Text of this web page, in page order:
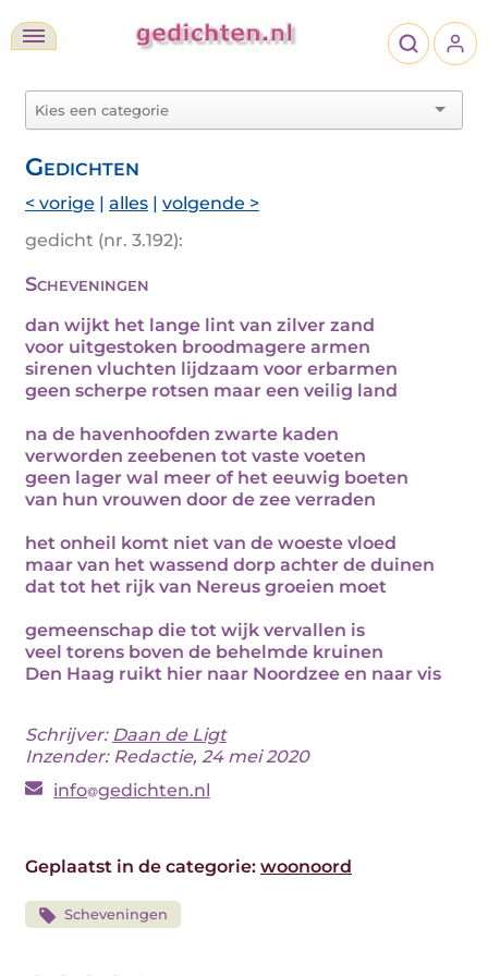
Gedichten
< vorige | alles | volgende >
gedicht (nr. 3.192):
Scheveningen
dan wijkt het lange lint van zilver zand
voor uitgestoken broodmagere armen
sirenen vluchten lijdzaam voor erbarmen
geen scherpe rotsen maar een veilig land
na de havenhoofden zwarte kaden
verworden zeebenen tot vaste voeten
geen lager wal meer of het eeuwig boeten
van hun vrouwen door de zee verraden
het onheil komt niet van de woeste vloed
maar van het wassend dorp achter de duinen
dat tot het rijk van Nereus groeien moet
gemeenschap die tot wijk vervallen is
veel torens boven de behelmde kruinen
Den Haag ruikt hier naar Noordzee en naar vis
Schrijver: Daan de Ligt
Inzender: Redactie, 24 mei 2020
info gedichten.nl
Geplaatst in de categorie: woonoord
Scheveningen